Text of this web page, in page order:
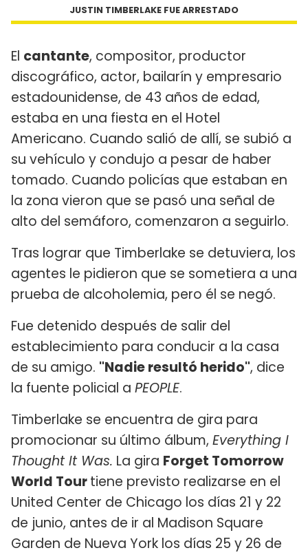
JUSTIN TIMBERLAKE FUE ARRESTADO
El cantante, compositor, productor
discográfico, actor, bailarín y empresario
estadounidense, de 43 años de edad,
estaba en una fiesta en el Hotel
Americano. Cuando salió de allí, se subió a
su vehículo y condujo a pesar de haber
tomado. Cuando policías que estaban en
la zona vieron que se pasó una señal de
alto del semáforo, comenzaron a seguirlo.
Tras lograr que Timberlake se detuviera, los
agentes le pidieron que se sometiera a una
prueba de alcoholemia, pero él se negó.
Fue detenido después de salir del
establecimiento para conducir a la casa
de su amigo. "Nadie resultó herido", dice
la fuente policial a PEOPLE.
Timberlake se encuentra de gira para
promocionar su último álbum, Everything I
Thought It Was. La gira Forget Tomorrow
World Tourtiene previsto realizarse en el
United Center de Chicago los días 21 y 22
de junio, antes de ir al Madison Square
Garden de Nueva York los días 25 y 26 de